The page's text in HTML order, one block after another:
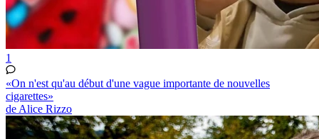
1
«On n'est qu'au début d'une vague importante de nouvelles
cigarettes»
de Alice Rizzo